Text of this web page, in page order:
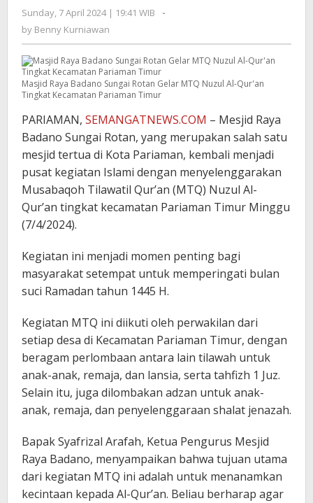
Sunday, 7 April 2024 | 19:41 WIB
by
-
by Benny Kurniawan
Masjid Raya Badano Sungai Rotan Gelar MTQ Nuzul Al-Qur'an
Tingkat Kecamatan Pariaman Timur
PARIAMAN, SEMANGATNEWS.COM – Mesjid Raya
Badano Sungai Rotan, yang merupakan salah satu
mesjid tertua di Kota Pariaman, kembali menjadi
pusat kegiatan Islami dengan menyelenggarakan
Musabaqoh Tilawatil Qur’an (MTQ) Nuzul Al-
Qur’an tingkat kecamatan Pariaman Timur Minggu
(7/4/2024).
Kegiatan ini menjadi momen penting bagi
masyarakat setempat untuk memperingati bulan
suci Ramadan tahun 1445 H.
Kegiatan MTQ ini diikuti oleh perwakilan dari
setiap desa di Kecamatan Pariaman Timur, dengan
beragam perlombaan antara lain tilawah untuk
anak-anak, remaja, dan lansia, serta tahfizh 1 Juz.
Selain itu, juga dilombakan adzan untuk anak-
anak, remaja, dan penyelenggaraan shalat jenazah.
Bapak Syafrizal Arafah, Ketua Pengurus Mesjid
Raya Badano, menyampaikan bahwa tujuan utama
dari kegiatan MTQ ini adalah untuk menanamkan
kecintaan kepada Al-Qur’an. Beliau berharap agar